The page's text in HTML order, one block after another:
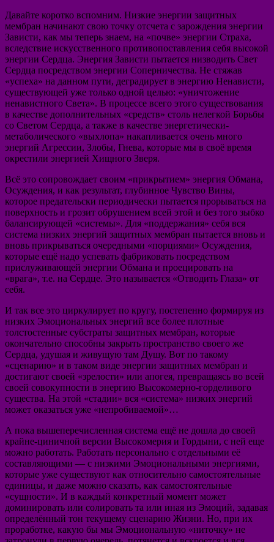
Давайте коротко вспомним. Низкие энергии защитных
мембран начинают свою точку отсчета с зарождения энергии
Зависти, как мы теперь знаем, на «почве» энергии Страха,
вследствие искусственного противопоставления себя высокой
энергии Сердца. Энергия Зависти пытается низводить Свет
Сердца посредством энергии Соперничества. Не стяжав
«успеха» на данном пути, деградирует в энергию Ненависти,
существующей уже только одной целью: «уничтожение
ненавистного Света». В процессе всего этого существования
в качестве дополнительных «средств» столь нелегкой Борьбы
со Светом Сердца, а также в качестве энергетически-
метаболического «выхлопа» накапливается очень много
энергий Агрессии, Злобы, Гнева, которые мы в своё время
окрестили энергией Хищного Зверя.
Всё это сопровождает своим «прикрытием» энергия Обмана,
Осуждения, и как результат, глубинное Чувство Вины,
которое предательски периодически пытается прорываться на
поверхность и грозит обрушением всей этой и без того зыбко
балансирующей «системы». Для «поддержания» себя вся
система низких энергий защитных мембран пытается вновь и
вновь прикрываться очередными «порциями» Осуждения,
которые ещё надо успевать фабриковать посредством
прислуживающей энергии Обмана и проецировать на
«врага», т.е. на Сердце. Это называется «Отводить Глаза» от
себя.
И так все это циркулирует по кругу, постепенно формируя из
низких Эмоциональных энергий все более плотные
толстостенные субстраты защитных мембран, которые
окончательно способны закрыть пространство своего же
Сердца, удушая и живущую там Душу. Вот по такому
«сценарию» и в таком виде энергии защитных мембран и
достигают своей «зрелости» или апогея, превращаясь во всей
своей совокупности в энергию Высокомерно-горделивого
существа. На этой «стадии» вся «система» низких энергий
может оказаться уже «непробиваемой»…
А пока вышеперечисленная система ещё не дошла до своей
крайне-циничной версии Высокомерия и Гордыни, с ней еще
можно работать. Работать персонально с отдельными её
составляющими — с низкими Эмоциональными энергиями,
которые уже существуют как относительно самостоятельные
единицы, и даже можно сказать, как самостоятельные
«сущности». И в каждый конкретный момент может
доминировать или солировать та или иная из Эмоций, задавая
определённый тон текущему сценарию Жизни. Но, при их
проработке, какую бы мы Эмоциональную «ниточку» не